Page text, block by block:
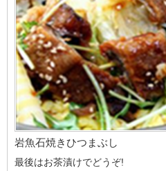
岩魚石焼きひつまぶし
最後はお茶漬けでどうぞ!